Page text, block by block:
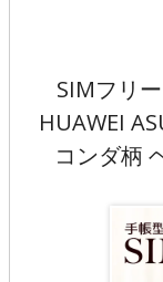
SIMフリ
HUAWEI
コンダ柄